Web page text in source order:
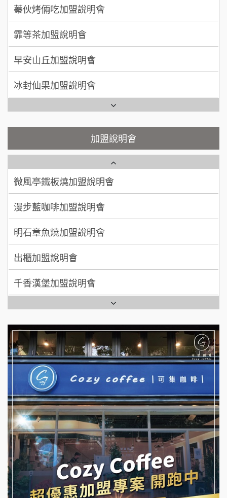
加盟預算
何 先生/小姐
加盟預算
呂 先生/小姐
加盟預算 200萬~400萬
顏 先生/小姐 台北市
廖 先生/小姐 高雄市
加盟預算
霏等茶加盟說明會
早安山丘加盟說明會
冰封仙果加盟說明會
Ramble Café 漫步藍咖啡加盟說明會
微風亭鐵板燒加盟說明會
【曉妍美妝】誠徵行政櫃檯
自助洗衣店誠徵代洗收送人員(台中市)
MUSHEN徵SPA美容芳療師
日十。早午食加盟說明會
拾鑶火鍋加盟說明會
全家加盟說明會
台灣G湯加盟說明會
彭富貴加盟說明會
NU PASTA義大利麵加盟說明會
潮鍋癮加盟說明會
蓁伙烤倆吃加盟說明會
霏等茶加盟說明會
早安山丘加盟說明會
冰封仙果加盟說明會
加盟說明會
莫尼早餐Morni加盟說明會
手作功夫茶加盟說明會
SHARE TEA歇腳亭加盟說明會
潮味決-湯滷專門店加盟說明會
鮮茶道加盟說明會
微風亭鐵板燒加盟說明會
漫步藍咖啡加盟說明會
明石章魚燒加盟說明會
出櫃加盟說明會
千香漢堡加盟說明會
七盞茶加盟說明會
拉亞漢堡加盟說明會
杜芳子古味茶鋪加盟說明會
優握握×酸奶大獅加盟說明會
冬城門加盟說明會
拾鑶火鍋加盟說明會
阿性情趣無人販售所加盟明會
龍涎居好湯加盟說明會
舒油頭加盟說明會